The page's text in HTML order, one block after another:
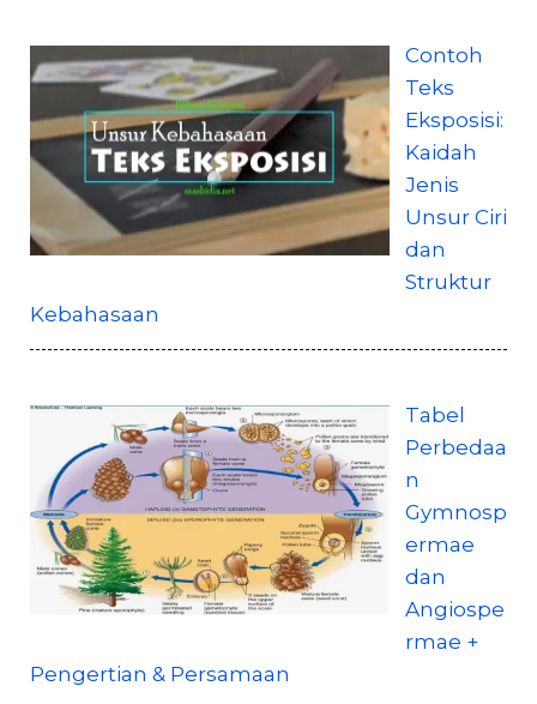
Contoh
Teks
Eksposisi:
Kaidah
Jenis
Unsur Ciri
dan
Struktur
Kebahasaan
Tabel
Perbedaa
n
Gymnosp
ermae
dan
Angiospe
rmae +
Pengertian & Persamaan